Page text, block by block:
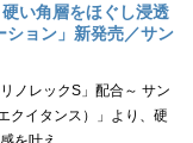
い角層をほぐし浸透
ション」新発売／サン
ノレックS」配合～ サン
クイタンス）」より、硬